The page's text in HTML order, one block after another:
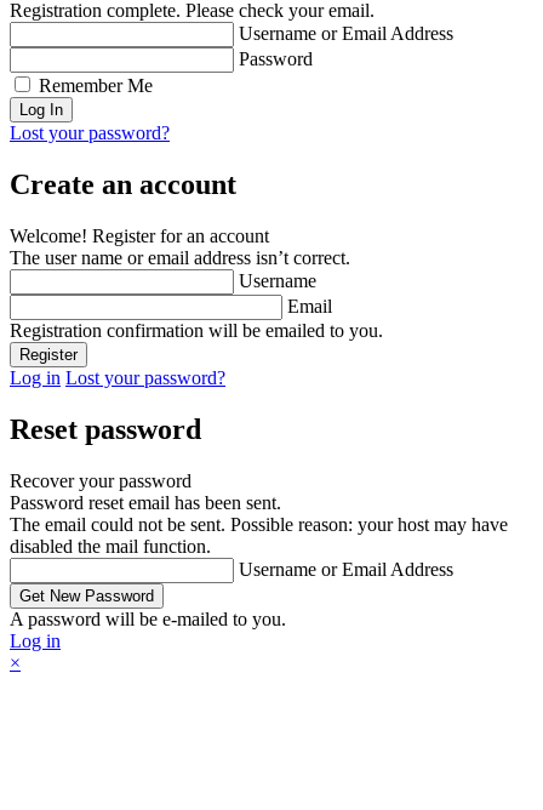
Registration complete. Please check your email.
Username or Email Address
Password
Remember Me
Lost your password?
Create an account
Welcome! Register for an account
The user name or email address isn’t correct.
Username
Email
Registration confirmation will be emailed to you.
Log in Lost your password?
Reset password
Recover your password
Password reset email has been sent.
The email could not be sent. Possible reason: your host may have
disabled the mail function.
Username or Email Address
A password will be e-mailed to you.
Log in
×